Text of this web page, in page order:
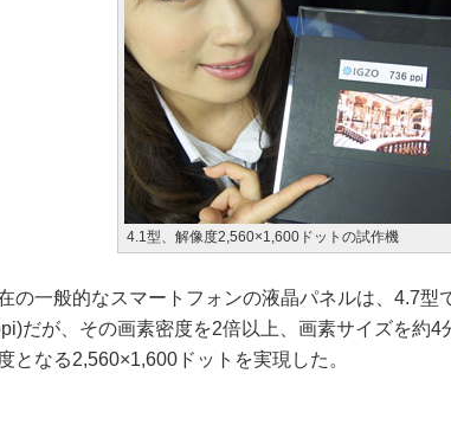
4.1型、解像度2,560×1,600ドットの試作機
の一般的なスマートフォンの液晶パネルは、4.7型
だが、その画素密度を2倍以上、画素サイズを約4
となる2,560×1,600ドットを実現した。